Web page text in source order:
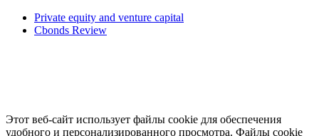
Private equity and venture capital
Cbonds Review
Этот веб-сайт использует файлы cookie для обеспечения
удобного и персонализированного просмотра. Файлы cookie